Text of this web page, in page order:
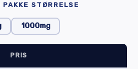
PAKKE STØRRELSE
1000mg
PRIS